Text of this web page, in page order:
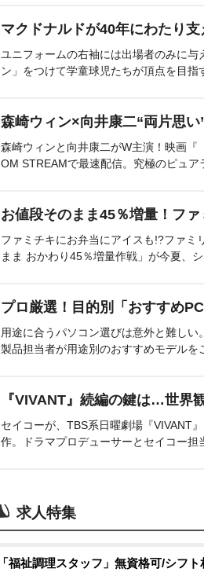
マクドナルドが40年にわたり支
ユニフォームの右袖には出場者のみに
ン」をつけて学童球児たちが頂点を目指
森崎ウィン×向井康二“両片思い
森崎ウィンと向井康二がW主演！映画『
OM STREAMで最速配信。究極のピュア
お値段そのまま45％増量！フ
ファミチキにお弁当にアイスも!?ファミ
まま おかわり45％増量作戦」が今夏、
プロ厳選！目的別「おすすめ
用途に合うパソコン選びは意外と難し
製品担当者が用途別のおすすめモデルを
『VIVANT』続編の鍵は…世界
セイコーが、TBS系日曜劇場『VIVANT
作。ドラマプロデューサーとセイコー担
求人特集
「福祉調理スタッフ」無資格可/シフト